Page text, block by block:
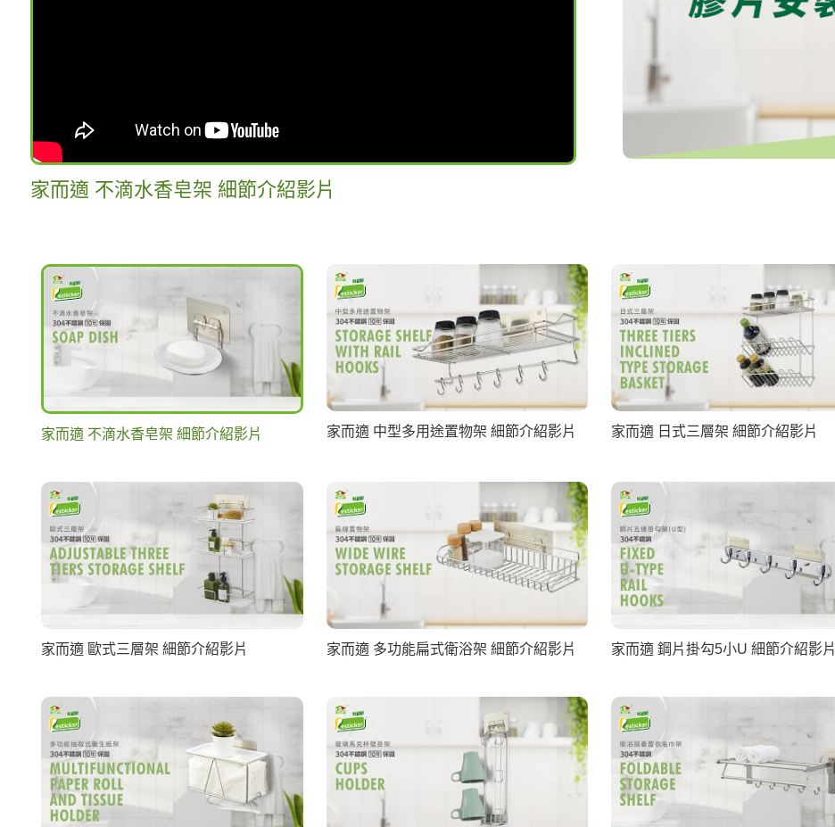
家而適 不滴水香皂架 細節介紹影片
家而適 不滴水香皂架 細節介紹影片 家而適 中型多用途置物架 細節介紹影片 家而適 日式三層架 細節介紹影片
家而適 歐式三層架 細節介紹影片 家而適 多功能扁式衛浴架 細節介紹影片 家而適 鋼片掛勾5小U 細節介紹影片